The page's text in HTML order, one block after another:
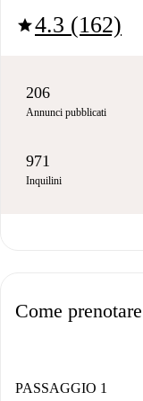
star4.3 (162)
206
Annunci pubblicati
971
Inquilini
Come prenotare
PASSAGGIO 1